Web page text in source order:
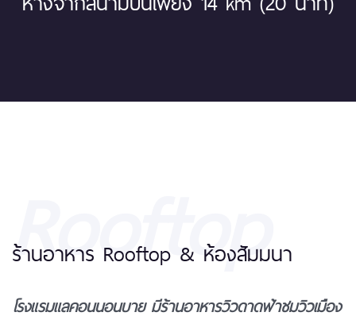
Rooftop
ร้านอาหาร Rooftop & ห้องสัมมนา
โรงแรมแลคอนนอนบาย มีร้านอาหารวิวดาดฟ้าชมวิวเมือง